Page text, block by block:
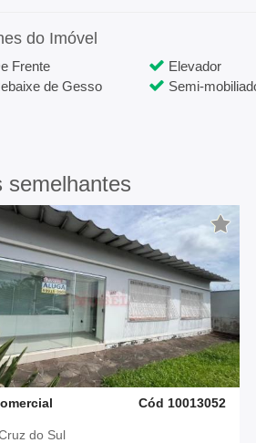
do Imóvel
Frente Elevador
de Gesso
Semi-
semelhantes
Cód 10013052
do Sul